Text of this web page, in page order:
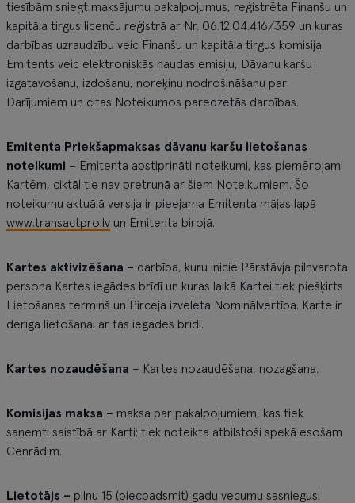
tiesībām sniegt maksājumu pakalpojumus, reģistrēta Finanšu un
kapitāla tirgus licenču reģistrā ar Nr. 06.12.04.416/359 un kuras
darbības uzraudzību veic Finanšu un kapitāla tirgus komisija.
Emitents veic elektroniskās naudas emisiju, Dāvanu karšu
izgatavošanu, izdošanu, norēķinu nodrošināšanu par
Darījumiem un citas Noteikumos paredzētās darbības.
Emitenta Priekšapmaksas dāvanu karšu lietošanas
noteikumi – Emitenta apstiprināti noteikumi, kas piemērojami
Kartēm, ciktāl tie nav pretrunā ar šiem Noteikumiem. Šo
noteikumu aktuālā versija ir pieejama Emitenta mājas lapā
www.transactpro.lv un Emitenta birojā.
Kartes aktivizēšana – darbība, kuru iniciē Pārstāvja pilnvarota
persona Kartes iegādes brīdī un kuras laikā Kartei tiek piešķirts
Lietošanas termiņš un Pircēja izvēlēta Nominālvērtība. Karte ir
derīga lietošanai ar tās iegādes brīdi.
Kartes nozaudēšana – Kartes nozaudēšana, nozagšana.
Komisijas maksa – maksa par pakalpojumiem, kas tiek
saņemti saistībā ar Karti; tiek noteikta atbilstoši spēkā esošam
Cenrādim.
Lietotājs – pilnu 15 (piecpadsmit) gadu vecumu sasniegusi